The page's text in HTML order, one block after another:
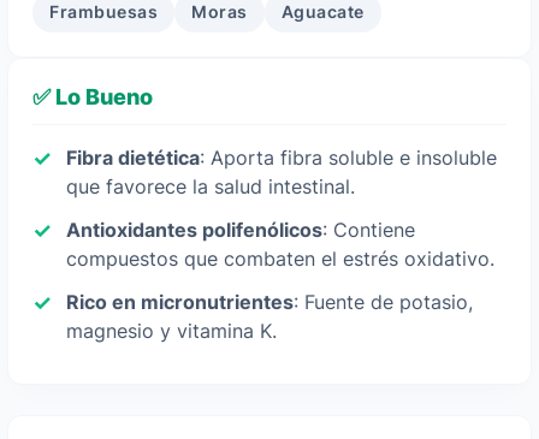
Frambuesas Moras Aguacate
✅ Lo Bueno
Fibra dietética: Aporta fibra soluble e insoluble
que favorece la salud intestinal.
Antioxidantes polifenólicos: Contiene
compuestos que combaten el estrés oxidativo.
Rico en micronutrientes: Fuente de potasio,
magnesio y vitamina K.